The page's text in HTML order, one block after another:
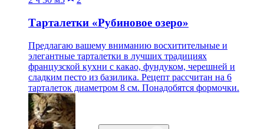
Тарталетки «Рубиновое озеро»
Предлагаю вашему вниманию восхитительные и
элегантные тарталетки в лучших традициях
французской кухни с какао, фундуком, черешней и
сладким песто из базилика. Рецепт рассчитан на 6
тарталеток диаметром 8 см. Понадобятся формочки.